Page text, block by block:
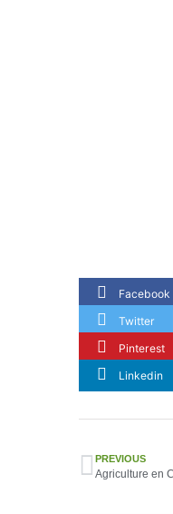
Facebook
Twitter
Pinterest
Linkedin
PREVIOUS